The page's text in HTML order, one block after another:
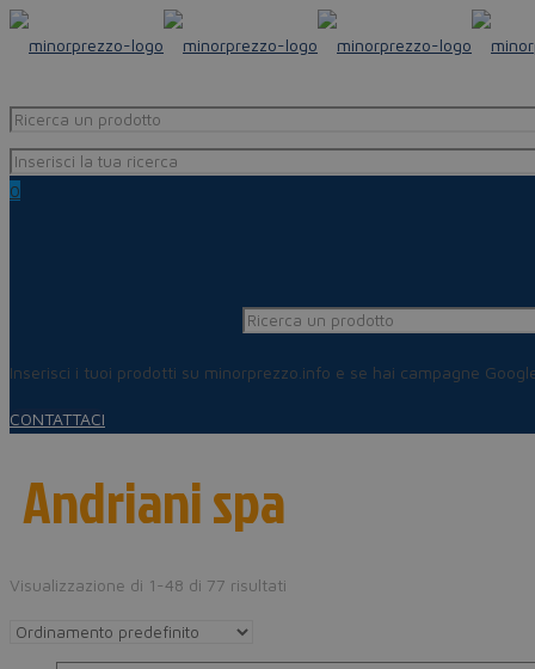
0
Inserisci i tuoi prodotti su minorprezzo.info e se hai campagne
CONTATTACI
Andriani spa
Visualizzazione di 1-48 di 77 risultati